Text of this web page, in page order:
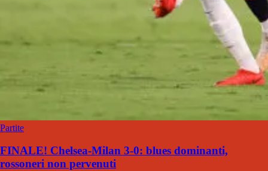
Partite
FINALE! Chelsea-Milan 3-0: blues dominanti,
rossoneri non pervenuti